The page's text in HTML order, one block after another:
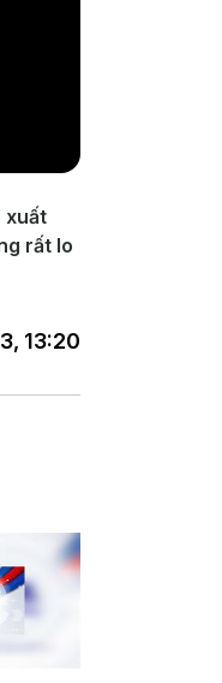
xuất
rất lo
13:20